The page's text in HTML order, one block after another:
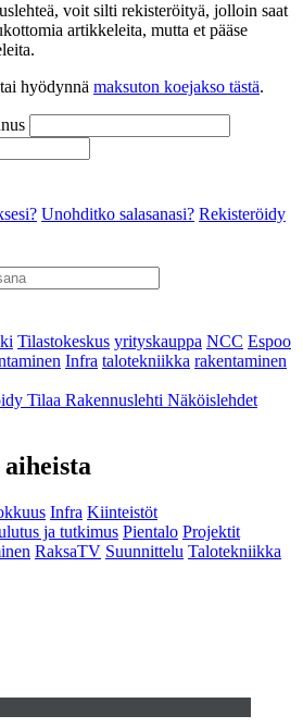
voit silti rekisteröityä, jolloin saat
artikkeleita, mutta et pääse
tai hyödynnä maksuton koejakso tästä.
Unohditko salasanasi? Rekisteröidy
Tilastokeskus yrityskauppa NCC Espoo
Infra talotekniikka rakentaminen
Tilaa Rakennuslehti Näköislehdet
Infra Kiinteistöt
ja tutkimus Pientalo Projektit
RaksaTV Suunnittelu Talotekniikka